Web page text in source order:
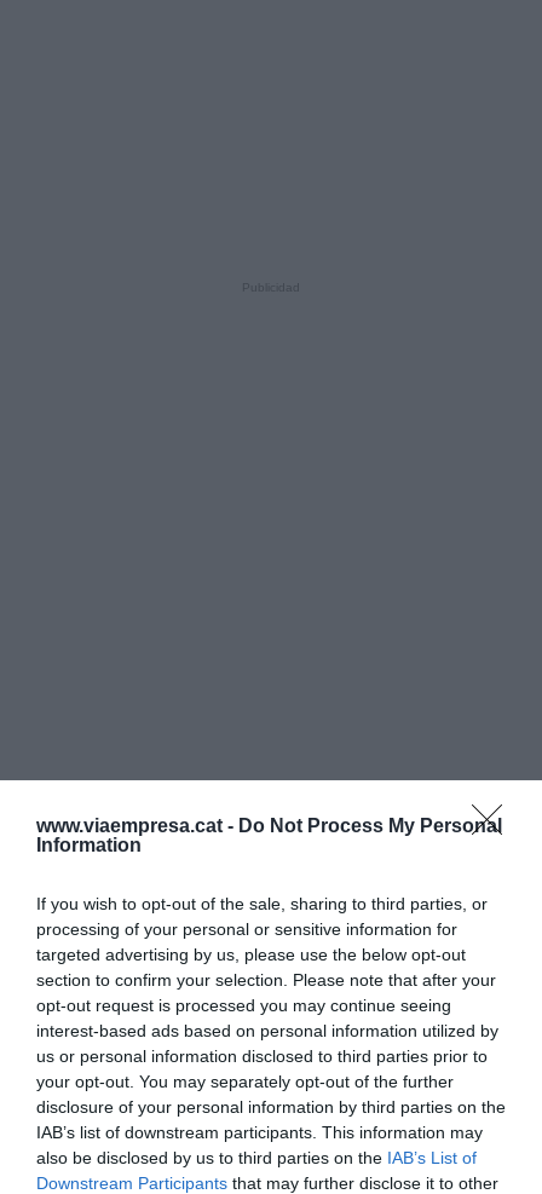
www.viaempresa.cat - Do Not Process My Personal
Information
If you wish to opt-out of the sale, sharing to third parties, or
processing of your personal or sensitive information for
targeted advertising by us, please use the below opt-out
section to confirm your selection. Please note that after your
opt-out request is processed you may continue seeing
interest-based ads based on personal information utilized by
us or personal information disclosed to third parties prior to
your opt-out. You may separately opt-out of the further
disclosure of your personal information by third parties on the
IAB’s list of downstream participants. This information may
also be disclosed by us to third parties on the IAB’s List of
Downstream Participants that may further disclose it to other